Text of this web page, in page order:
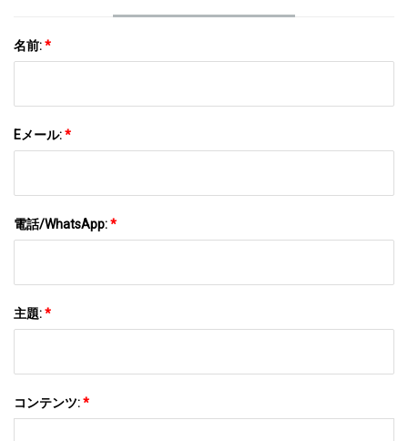
名前:*
Eメール:*
電話/WhatsApp:*
主題:*
コンテンツ:*